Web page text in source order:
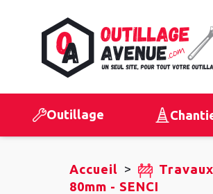
Outillage
Accueil >
80mm - SENCI